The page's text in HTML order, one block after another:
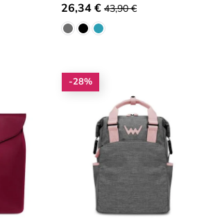
26,34 € 43,90 €
-28%